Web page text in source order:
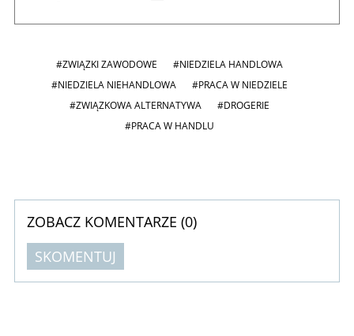
#ZWIĄZKI ZAWODOWE
#NIEDZIELA HANDLOWA
#NIEDZIELA NIEHANDLOWA
#PRACA W NIEDZIELE
#ZWIĄZKOWA ALTERNATYWA
#DROGERIE
#PRACA W HANDLU
ZOBACZ KOMENTARZE (0)
SKOMENTUJ